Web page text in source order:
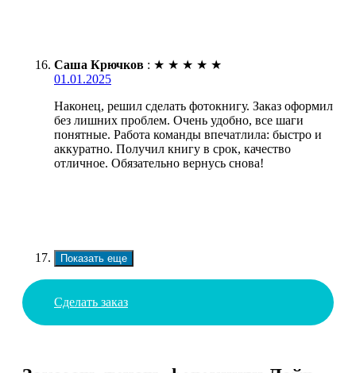
Саша Крючков : ★ ★ ★ ★ ★
01.01.2025
Наконец, решил сделать фотокнигу. Заказ оформил
без лишних проблем. Очень удобно, все шаги
понятные. Работа команды впечатлила: быстро и
аккуратно. Получил книгу в срок, качество
отличное. Обязательно вернусь снова!
Показать еще
Сделать заказ